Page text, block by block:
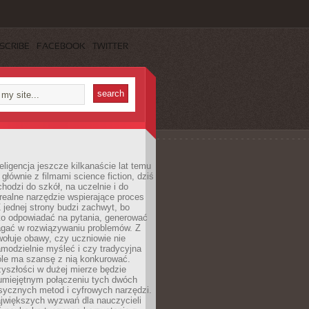
FACEBOOK TWITTER
jeszcze kilkanaście lat temu
głównie z filmami science fiction, dziś
do szkół, na uczelnie i do
narzędzie wspierające proces
jednej strony budzi zachwyt, bo
odpowiadać na pytania, generować
w rozwiązywaniu problemów. Z
obawy, czy uczniowie nie
myśleć i czy tradycyjna
ma szansę z nią konkurować.
w dużej mierze będzie
połączeniu tych dwóch
metod i cyfrowych narzędzi.
wyzwań dla nauczycieli